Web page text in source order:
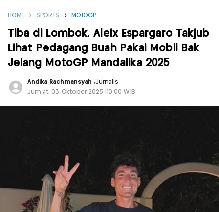
HOME SPORTS MOTOGP
Tiba di Lombok, Aleix Espargaro Takjub
Lihat Pedagang Buah Pakai Mobil Bak
Jelang MotoGP Mandalika 2025
Andika Rachmansyah ,Jurnalis
Jum'at, 03 Oktober 2025 |10:00 WIB